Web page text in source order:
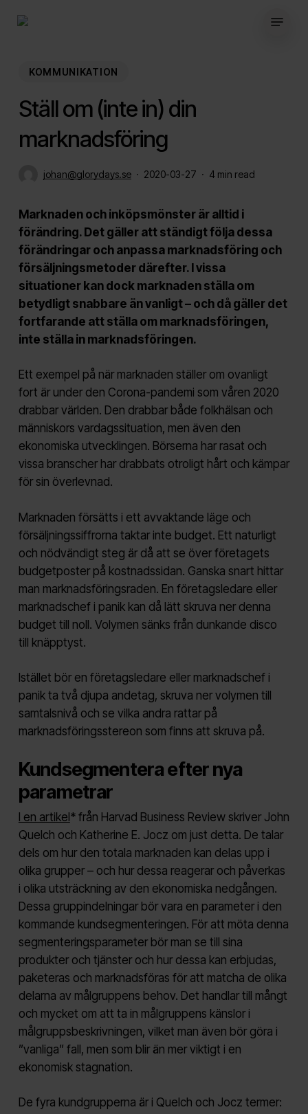
KOMMUNIKATION
Ställ om (inte in) din
marknadsföring
johan@glorydays.se 2020-03-27 4 min read
Marknaden och inköpsmönster är alltid i
förändring. Det gäller att ständigt följa dessa
förändringar och anpassa marknadsföring och
försäljningsmetoder därefter. I vissa
situationer kan dock marknaden ställa om
betydligt snabbare än vanligt – och då gäller det
fortfarande att ställa om marknadsföringen,
inte ställa in marknadsföringen.
Ett exempel på när marknaden ställer om ovanligt
fort är under den Corona-pandemi som våren 2020
drabbar världen. Den drabbar både folkhälsan och
människors vardagssituation, men även den
ekonomiska utvecklingen. Börserna har rasat och
vissa branscher har drabbats otroligt hårt och kämpar
för sin överlevnad.
Marknaden försätts i ett avvaktande läge och
försäljningssiffrorna taktar inte budget. Ett naturligt
och nödvändigt steg är då att se över företagets
budgetposter på kostnadssidan. Ganska snart hittar
man marknadsföringsraden. En företagsledare eller
marknadschef i panik kan då lätt skruva ner denna
budget till noll. Volymen sänks från dunkande disco
till knäpptyst.
Istället bör en företagsledare eller marknadschef i
panik ta två djupa andetag, skruva ner volymen till
samtalsnivå och se vilka andra rattar på
marknadsföringsstereon som finns att skruva på.
Kundsegmentera efter nya
parametrar
I en artikel* från Harvad Business Review skriver John
Quelch och Katherine E. Jocz om just detta. De talar
dels om hur den totala marknaden kan delas upp i
olika grupper – och hur dessa reagerar och påverkas
i olika utsträckning av den ekonomiska nedgången.
Dessa gruppindelningar bör vara en parameter i den
kommande kundsegmenteringen. För att möta denna
segmenteringsparameter bör man se till sina
produkter och tjänster och hur dessa kan erbjudas,
paketeras och marknadsföras för att matcha de olika
delarna av målgruppens behov. Det handlar till mångt
och mycket om att ta in målgruppens känslor i
målgruppsbeskrivningen, vilket man även bör göra i
”vanliga” fall, men som blir än mer viktigt i en
ekonomisk stagnation.
De fyra kundgrupperna är i Quelch och Jocz termer: